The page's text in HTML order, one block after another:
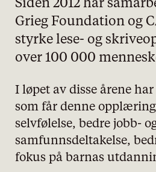
Siden 2012 har
Grieg Foundation og
styrke lese- og
over 100 000
I løpet av disse årene
som får denne
selvfølelse, bedre jobb-
samfunnsdeltakelse,
fokus på barnas